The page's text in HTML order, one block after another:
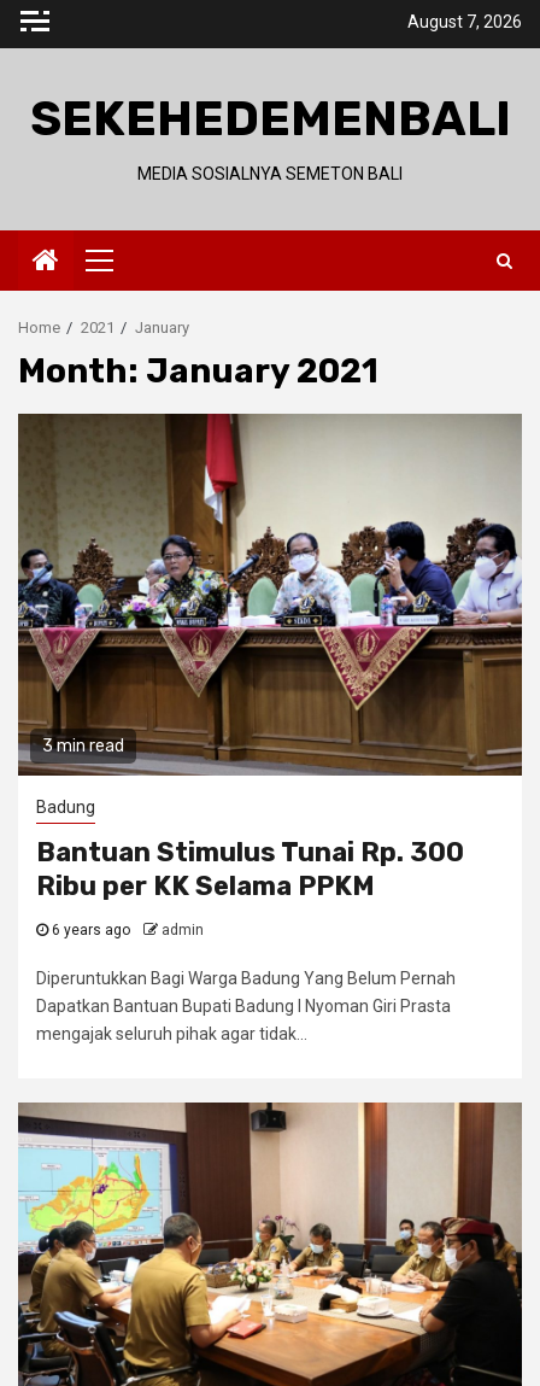
Skip
August 7, 2026
SEKEHEDEMENBALI
MEDIA SOSIALNYA SEMETON BALI
Primary
Menu
Home 2021 January
Month: January 2021
3 min read
Badung
Bantuan Stimulus Tunai Rp. 300
Ribu per KK Selama PPKM
6 years ago admin
Diperuntukkan Bagi Warga Badung Yang Belum Pernah
Dapatkan Bantuan Bupati Badung I Nyoman Giri Prasta
mengajak seluruh pihak agar tidak...